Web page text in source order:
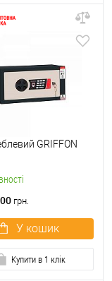
GRIFFON
грн.
У кошик
Купити в 1 клік